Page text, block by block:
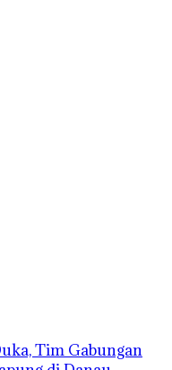
Tim Gabungan